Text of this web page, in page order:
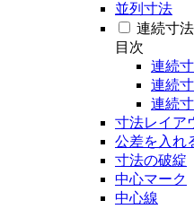
並列寸法
連続寸法
目次
連続
連続
連続
寸法レイア
公差を入れ
寸法の破綻
中心マーク
中心線